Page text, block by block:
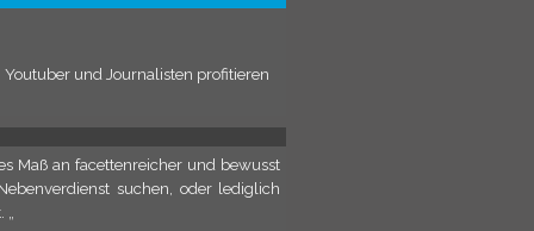
und Journalisten profitieren
Maß an facettenreicher und bewusst
suchen, oder lediglich